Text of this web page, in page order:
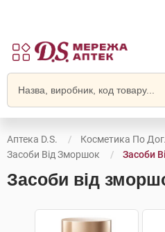
Аптека D.S.
Косметика По
Засоби Від Зморшок
Засоби
Засоби від